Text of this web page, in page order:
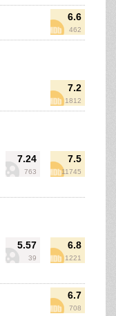
6.6
462
7.2
1812
7.24
763
7.5
11745
5.57
39
6.8
1221
6.7
708